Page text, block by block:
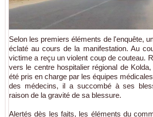
Selon les premiers éléments de l'enquête,
éclaté au cours de la manifestation. Au
victime a reçu un violent coup de couteau.
vers le centre hospitalier régional de
été pris en charge par les équipes
des médecins, il a succombé à ses
raison de la gravité de sa blessure.
Alertés dès les faits, les éléments du